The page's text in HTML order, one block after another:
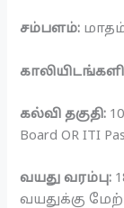
சம்பளம்: மாதம்
கல்வி தகுதி:
Board OR ITI
வயது வரம்பு:
வயதுக்கு